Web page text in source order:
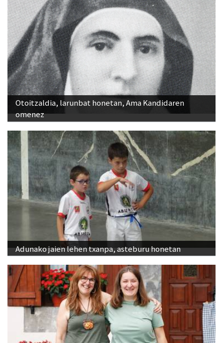
Otoitzaldia, larunbat honetan, Ama Kandidaren
omenez
Adunako jaien lehen txanpa, asteburu honetan